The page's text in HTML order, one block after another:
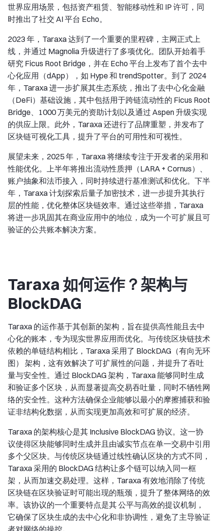
世界应用场景，包括资产租赁、智能移动性和 IP 许可，同
时推出了社交 AI 平台 Echo。
2023 年，Taraxa 达到了一个重要的里程碑，主网正式上
线，并通过 Magnolia 升级进行了多项优化。团队开始着手
研究 Ficus Root Bridge，并在 Echo 平台上发布了首个去中
心化应用（dApp），如 Hype 和 trendSpotter。到了 2024
年，Taraxa 进一步扩展其生态系统，推出了去中心化金融
（DeFi）基础设施，其中包括用于跨链流动性的 Ficus Root
Bridge、1000 万美元的资助计划以及通过 Aspen 升级实现
的供应上限。此外，Taraxa 还进行了品牌重塑，并发布了
区块链可视化工具，提升了平台的可用性和可视性。
展望未来，2025 年，Taraxa 将继续专注于开发者的采用和
性能优化。上半年将推出流动性质押（LARA + Cornus）、
账户抽象和法币接入，同时持续进行基准测试和优化。下半
年，Taraxa 计划探索后量子加密技术，进一步提升其执行
层的性能，优化整体区块链效率。通过这些举措，Taraxa
将进一步巩固其在商业应用中的地位，成为一个可扩展且可
验证的公共账本解决方案。
Taraxa 如何运作？架构与
BlockDAG
Taraxa 的运作基于其创新的架构，旨在提供高性能且去中
心化的账本，专为现实世界应用而优化。与传统区块链技术
依赖的单链结构相比，Taraxa 采用了 BlockDAG（有向无环
图） 架构，这有效解决了可扩展性的问题，并提升了吞吐
量与安全性。通过 BlockDAG 架构，Taraxa 能够同时生成
和验证多个区块，从而显著提高交易吞吐量，同时不牺牲网
络的安全性。这种方法确保企业能够以最小的摩擦捕获和验
证非结构化数据，从而实现更加高效和可扩展的经济。
Taraxa 的架构核心是其 Inclusive BlockDAG 协议。这一协
议使得区块能够同时生成并且由诚实节点在单一交易中引用
多个父区块。与传统区块链通过线性确认区块的方式不同，
Taraxa 采用的 BlockDAG 结构让多个链可以纳入同一框
架，从而加速交易处理。这样，Taraxa 有效地消除了传统
区块链在区块验证时可能出现的瓶颈，提升了整体网络的效
率。该协议的一个重要特点是其 公平与高效的提议机制，
它确保了区块生成的去中心化和非协调性，避免了主导验证
者对网络的操控。